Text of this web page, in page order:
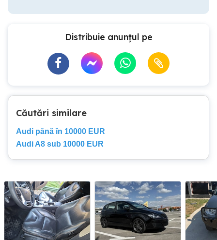
Distribuie anunțul pe
Căutări similare
Audi până în 10000 EUR
Audi A8 sub 10000 EUR